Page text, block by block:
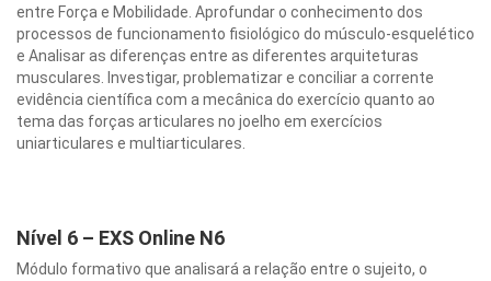
entre Força e Mobilidade. Aprofundar o conhecimento dos
processos de funcionamento fisiológico do músculo-esquelético
e Analisar as diferenças entre as diferentes arquiteturas
musculares. Investigar, problematizar e conciliar a corrente
evidência científica com a mecânica do exercício quanto ao
tema das forças articulares no joelho em exercícios
uniarticulares e multiarticulares.
Nível 6 – EXS Online N6
Módulo formativo que analisará a relação entre o sujeito, o